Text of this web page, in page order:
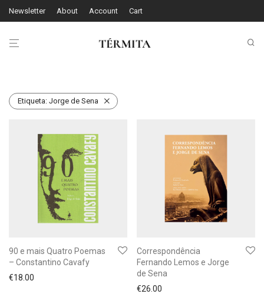
Newsletter About Account Cart
Etiqueta: Jorge de Sena
90 e mais Quatro Poemas
– Constantino Cavafy
€18.00
Correspondência
Fernando Lemos e Jorge
de Sena
€26.00